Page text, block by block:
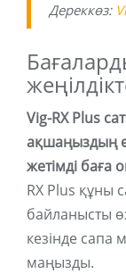
Дереккөз:
Vig-RX Plus
ақшаңыздың
жетімді баға
RX Plus құны
байланысты
кезінде
маңызды.